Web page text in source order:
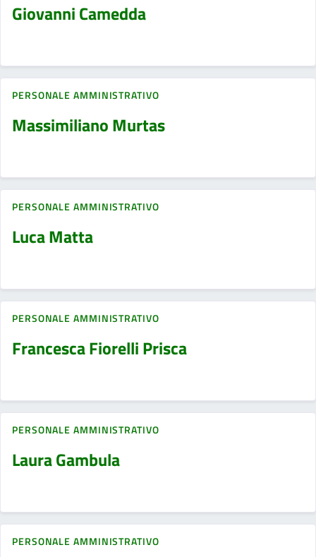
Giovanni Camedda
PERSONALE AMMINISTRATIVO
Massimiliano Murtas
PERSONALE AMMINISTRATIVO
Luca Matta
PERSONALE AMMINISTRATIVO
Francesca Fiorelli Prisca
PERSONALE AMMINISTRATIVO
Laura Gambula
PERSONALE AMMINISTRATIVO